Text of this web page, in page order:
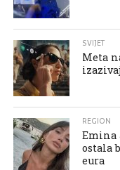
SVIJET
Meta
REGION
Emina
ostala
eura